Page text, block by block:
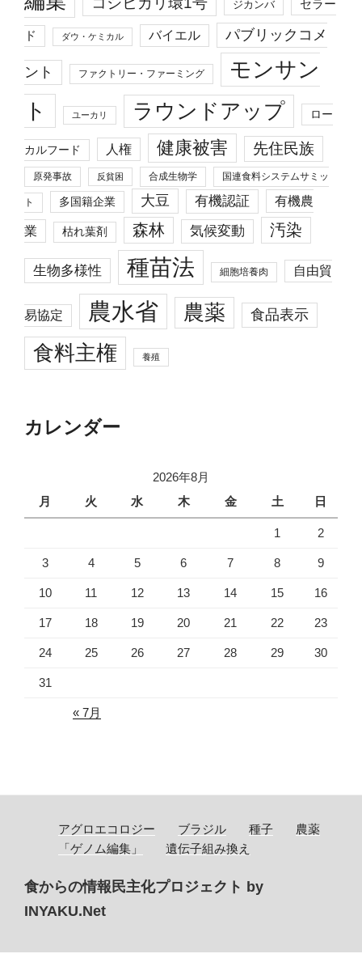
ジカンバ セラー
ド ダウ・ケミカル バイエル パブリックコメ
ント ファクトリー・ファーミング
モンサン
ト
ユーカリ ラウンドアップ ロー
カルフード 人権 健康被害 先住民族
原発事故 反貧困 合成生物学 国連食料システムサミッ
ト 多国籍企業 大豆 有機認証 有機農
業 枯れ葉剤 森林 気候変動 汚染
生物多様性 種苗法 細胞培養肉 自由貿
易協定 農水省 農薬 食品表示
食料主権 養殖
カレンダー
2026年8月
月
火 水 木 金 土 日
1 2
3 4 5 6 7 8 9
10 11 12 13 14 15 16
17 18 19 20 21 22 23
24 25 26 27 28 29 30
31
« 7月
アグロエコロジー ブラジル 種子
農薬
「ゲノム編集」
遺伝子組み換え
食からの情報民主化プロジェクト by
INYAKU.Net